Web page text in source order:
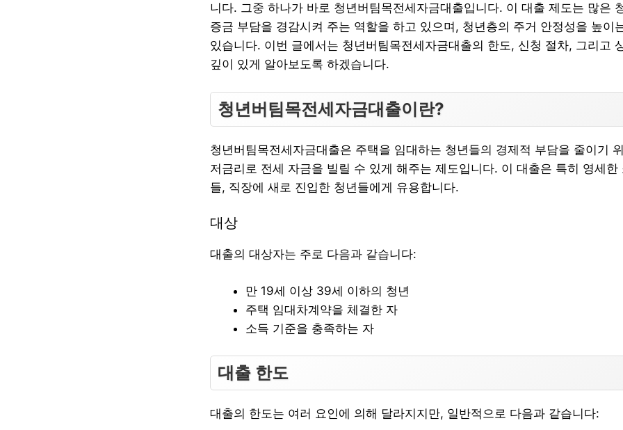
니다. 그중 하나가 바로 청년버팀목전세자금대출입니다. 이 대출 제도는 많은
증금 부담을 경감시켜 주는 역할을 하고 있으며, 청년층의 주거 안정성을 높이
있습니다. 이번 글에서는 청년버팀목전세자금대출의 한도, 신청 절차, 그리고
깊이 있게 알아보도록 하겠습니다.
청년버팀목전세자금대출이란?
청년버팀목전세자금대출은 주택을 임대하는 청년들의 경제적 부담을 줄이기
저금리로 전세 자금을 빌릴 수 있게 해주는 제도입니다. 이 대출은 특히 영세한
들, 직장에 새로 진입한 청년들에게 유용합니다.
대상
대출의 대상자는 주로 다음과 같습니다:
만 19세 이상 39세 이하의 청년
주택 임대차계약을 체결한 자
소득 기준을 충족하는 자
대출 한도
대출의 한도는 여러 요인에 의해 달라지지만, 일반적으로 다음과 같습니다: